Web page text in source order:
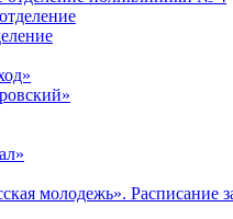
молодежь». Расписание